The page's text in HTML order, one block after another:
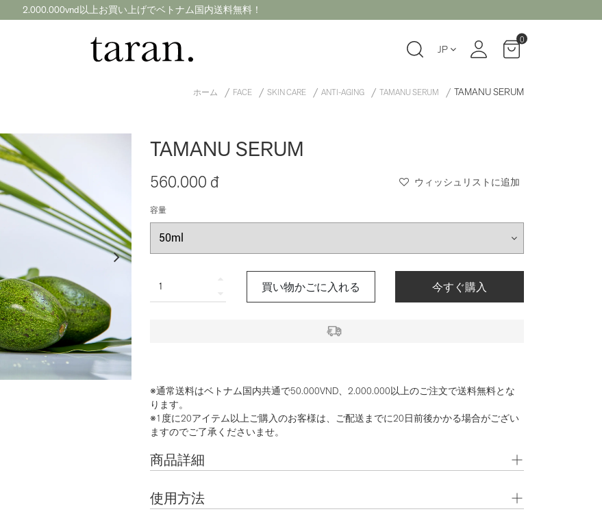
2.000.000vnd以上お買い上げでベトナム国内送料無料！
JP
0
ホーム FACE SKIN CARE ANTI-AGING TAMANU SERUM TAMANU SERUM
TAMANU SERUM
560.000 đ ウィッシュリストに追加
容量
買い物かごに入れる 今すぐ購入
※通常送料はベトナム国内共通で50.000VND、2.000.000以上のご注文で送料無料とな
ります。
※1度に20アイテム以上ご購入のお客様は、ご配送までに20日前後かかる場合がござい
ますのでご了承くださいませ。
商品詳細
使用方法